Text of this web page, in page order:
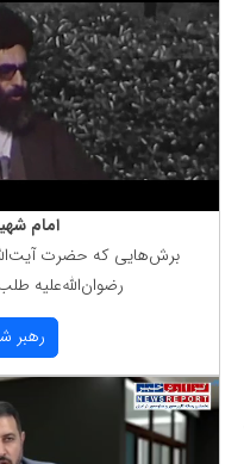
امام
برش‌هایی كه حضرت
رضوان‌الله‌علیه
رهبر